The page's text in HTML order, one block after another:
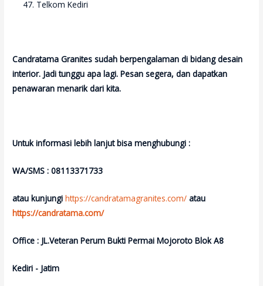
Telkom Kediri
Candratama Granites sudah berpengalaman di bidang desain
interior. Jadi tunggu apa lagi. Pesan segera, dan dapatkan
penawaran menarik dari kita.
Untuk informasi lebih lanjut bisa menghubungi :
WA/SMS : 08113371733
atau kunjungihttps://candratamagranites.com/ atau
https://candratama.com/
Office : JL.Veteran Perum Bukti Permai Mojoroto Blok A8
Kediri - Jatim